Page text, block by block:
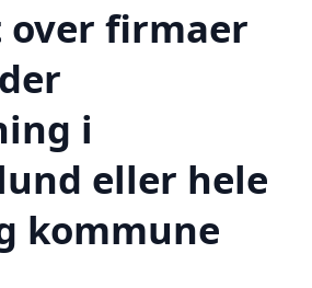
over firmaer
i
eller hele
kommune